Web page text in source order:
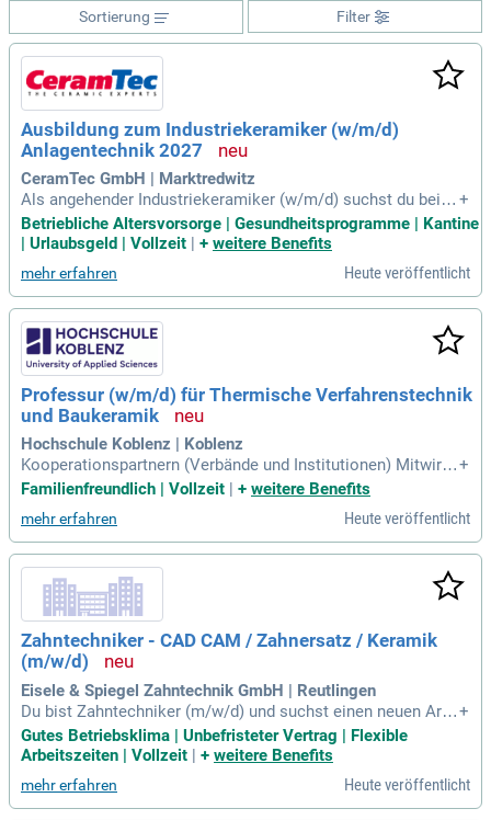
Filter
Sortierung
Ausbildung zum Industriekeramiker (w/m/d)
Anlagentechnik 2027
CeramTec GmbH | Marktredwitz
Als angehender Industriekeramiker (w/m/d) suchst du bei a
uftretenden Fertigungsfehlern oder Maschinenstörungen na
ch Ursachen und beseitigst die Fehler. Du verfügst über eine
n Mittelschulabschluss oder einem höherwertigeren Abschl
uss.
+
Betriebliche Altersvorsorge | Gesundheitsprogramme | Kantine
| Urlaubsgeld | Vollzeit | + weitere Benefits
mehr erfahren Heute veröffentlicht
Professur (w/m/d) für Thermische Verfahrenstechnik
und Baukeramik
Hochschule Koblenz | Koblenz
Kooperationspartnern (Verbände und Institutionen) Mitwirku
ng in der akademischen Selbstverwaltung Ihr Profil: Fachlich
ik, idealerweise im Fachgebiet der anorganischen nichtmeta
llischen Werkstoffe, Bau- und Architekturkeramik
+
Familienfreundlich | Vollzeit
+ weitere Benefits
mehr erfahren Heute veröffentlicht
Zahntechniker - CAD CAM / Zahnersatz / Keramik
(m/w/d)
Eisele & Spiegel Zahntechnik GmbH | Reutlingen
Du bist Zahntechniker (m/w/d) und suchst einen neuen Arbe
itsplatz? Bei uns findest du einen unbefristeten Vertrag und
einen sicheren Job in einem zukunftsorientierten Labor. Wir
auf deine Bedürfnisse abgestimmt sind. Deine Leidenschaft
und dein Qualitätsbewusstsein werden in unserem familiäre
+
Gutes Betriebsklima | Unbefristeter Vertrag | Flexible
Arbeitszeiten | Vollzeit | + weitere Benefits
mehr erfahren Heute veröffentlicht